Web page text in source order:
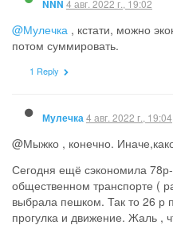
NNN 4 авг. 2022 г., 19:02
@Мулечка , кстати, можно
потом суммировать.
1 Reply
Мулечка4 авг. 2022 г., 19:04
@Мыжко , конечно.
Сегодня ещё сэкономила
общественном транспорте (
выбрала пешком. Так то 26 р
прогулка и движение. Жаль ,